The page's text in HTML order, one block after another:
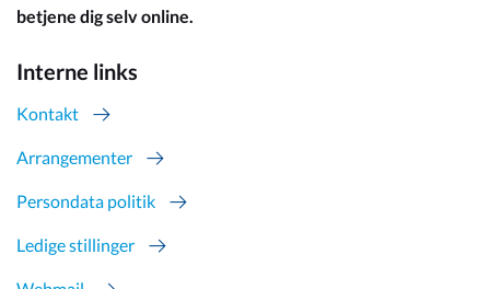
betjene dig selv online.
Interne links
Kontakt
Arrangementer
Persondata politik
Ledige stillinger